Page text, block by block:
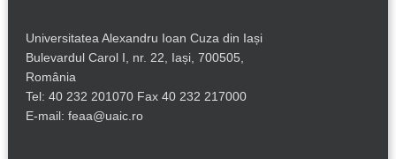
Universitatea Alexandru Ioan Cuza din Iași
Bulevardul Carol I, nr. 22, Iași, 700505,
România
Tel: 40 232 201070 Fax 40 232 217000
E-mail: feaa@uaic.ro